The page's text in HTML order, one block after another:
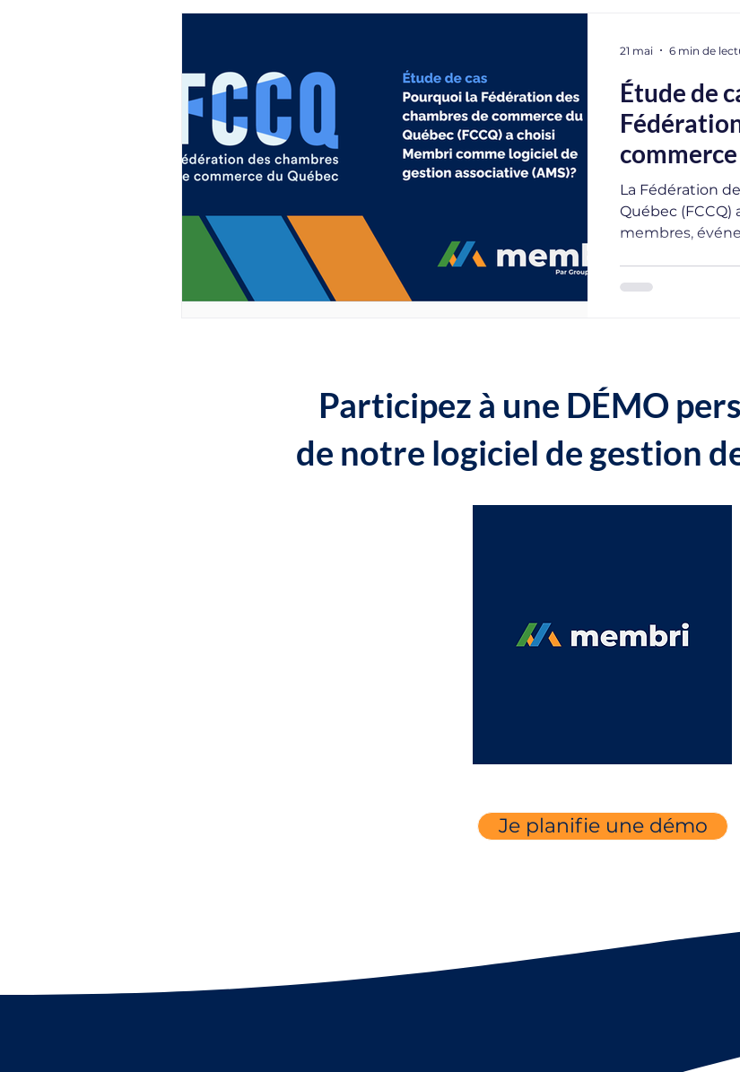
Étude de
commerce
choisi
gestion
La Fédération
Québec
membres,
pour ses
21 mai 6 min de
Participez à une DÉMO
de notre logiciel de gestion
Je planifie une démo